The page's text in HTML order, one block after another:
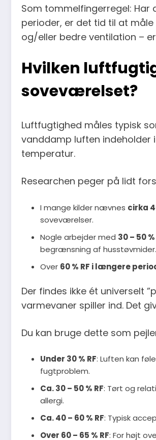
Som tommelfingerregel:
perioder, er det tid til at
og/eller bedre ventilation –
Hvilken
soveværelset?
Luftfugtighed måles typisk
vanddamp luften indeholder
temperatur.
Researchen peger på lidt
I mange kilder nævnes cirka
soveværelser.
Nogle arbejder med 30 – 50 %
begrænsning af husstøvmider.
Over 60 % RF i længere
Der findes ikke ét universelt
varmevaner spiller ind. Det
Du kan bruge dette som
Under 30 % RF: Luften kan
fugtproblem.
Ca. 30 – 50 % RF: Tørt og
allergi.
Ca. 40 – 60 % RF: Typisk
Over 60 – 65 % RF: For højt